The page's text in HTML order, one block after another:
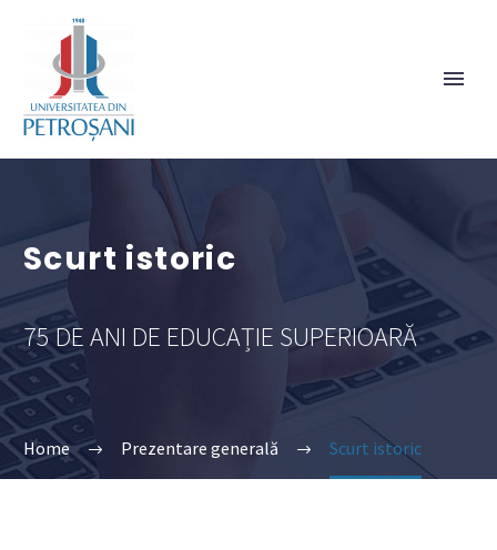
Scurt istoric
75 DE ANI DE EDUCAȚIE SUPERIOARĂ
Home Prezentare generală Scurt istoric